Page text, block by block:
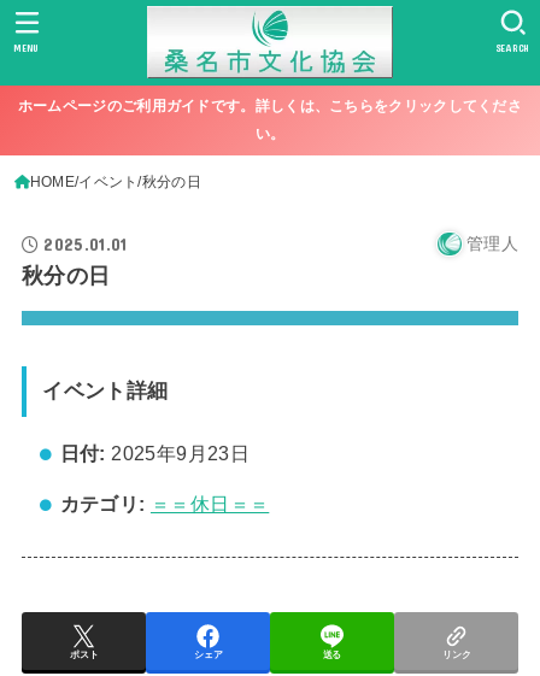
SEARCH
MENU
ホームページのご利用ガイドです。詳しくは、こちらをクリックしてくださ
い。
HOME イベント 秋分の日
2025.01.01 管理人
秋分の日
イベント詳細
日付: 2025年9月23日
カテゴリ: ＝＝休日＝＝
ポスト シェア 送る リンク